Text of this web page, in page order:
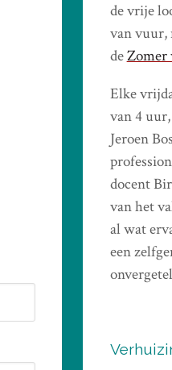
de vrije
van vuur,
deZomer
Elke
van 4
Jeroen
docent
van het
al wat
een